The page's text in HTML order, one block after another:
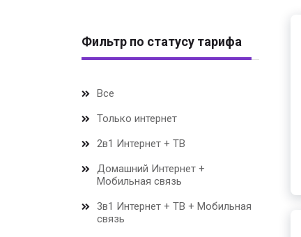
Фильтр по статусу тарифа
Все
Только интернет
2в1 Интернет + ТВ
Домашний Интернет +
Мобильная связь
3в1 Интернет + ТВ + Мобильная
связь